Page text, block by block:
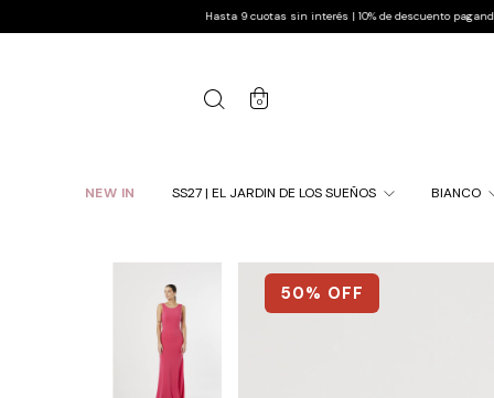
Hasta 9 cuotas sin interés | 10% de descuento pagando por
0
NEW IN SS27 | EL JARDIN DE LOS SUEÑOS BIANCO
50% OFF